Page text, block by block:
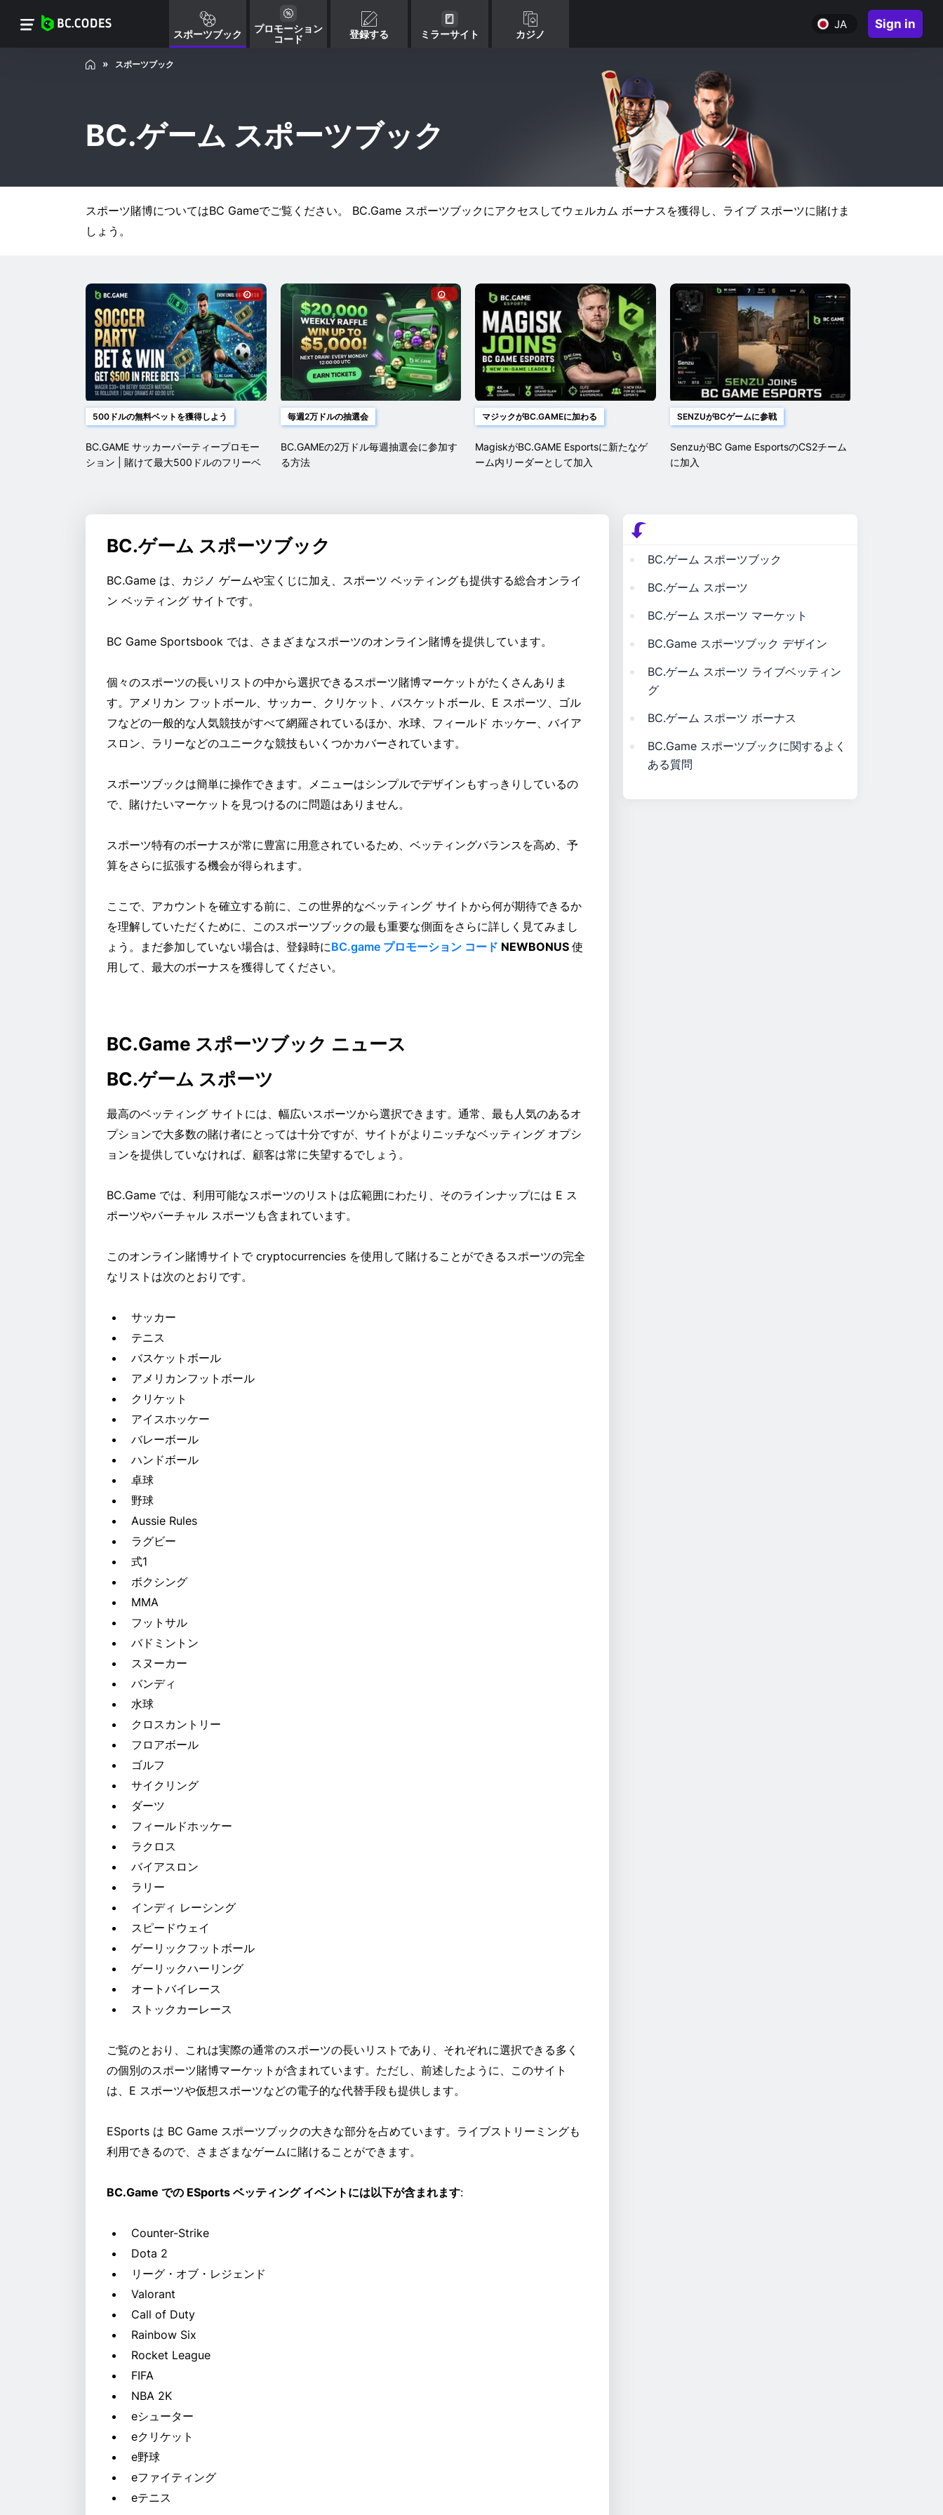
スポーツブック
プロモーション
コード
登録する ミラーサイト カジノ
JA Sign in
スポーツブック
BC.ゲーム スポーツブック
スポーツ賭博についてはBC Gameでご覧ください。 BC.Game スポーツブックにアクセスしてウェルカム ボーナスを獲得し、ライブ スポーツに賭けま
しょう。
500ドルの無料ベットを獲得しよう
BC.GAME サッカーパーティープロモー
ション | 賭けて最大500ドルのフリーベ
毎週2万ドルの抽選会
BC.GAMEの2万ドル毎週抽選会に参加す
る方法
マジックがBC.GAMEに加わる
MagiskがBC.GAME Esportsに新たなゲ
ーム内リーダーとして加入
SENZUがBCゲームに参戦
SenzuがBC Game EsportsのCS2チーム
に加入
BC.ゲーム スポーツブック
BC.Game は、カジノ ゲームや宝くじに加え、スポーツ ベッティングも提供する総合オンライ
ン ベッティング サイトです。
BC Game Sportsbook では、さまざまなスポーツのオンライン賭博を提供しています。
個々のスポーツの長いリストの中から選択できるスポーツ賭博マーケットがたくさんありま
す。アメリカン フットボール、サッカー、クリケット、バスケットボール、E スポーツ、ゴル
フなどの一般的な人気競技がすべて網羅されているほか、水球、フィールド ホッケー、バイア
スロン、ラリーなどのユニークな競技もいくつかカバーされています。
スポーツブックは簡単に操作できます。メニューはシンプルでデザインもすっきりしているの
で、賭けたいマーケットを見つけるのに問題はありません。
スポーツ特有のボーナスが常に豊富に用意されているため、ベッティングバランスを高め、予
算をさらに拡張する機会が得られます。
ここで、アカウントを確立する前に、この世界的なベッティング サイトから何が期待できるか
を理解していただくために、このスポーツブックの最も重要な側面をさらに詳しく見てみまし
ょう。まだ参加していない場合は、登録時にBC.game プロモーション コード NEWBONUS 使
用して、最大のボーナスを獲得してください。
BC.Game スポーツブック ニュース
BC.ゲーム スポーツ
最高のベッティング サイトには、幅広いスポーツから選択できます。通常、最も人気のあるオ
プションで大多数の賭け者にとっては十分ですが、サイトがよりニッチなベッティング オプシ
ョンを提供していなければ、顧客は常に失望するでしょう。
BC.Game では、利用可能なスポーツのリストは広範囲にわたり、そのラインナップには E ス
ポーツやバーチャル スポーツも含まれています。
このオンライン賭博サイトで cryptocurrencies を使用して賭けることができるスポーツの完全
なリストは次のとおりです。
サッカー
テニス
バスケットボール
アメリカンフットボール
クリケット
アイスホッケー
バレーボール
ハンドボール
卓球
野球
Aussie Rules
ラグビー
式1
ボクシング
MMA
フットサル
バドミントン
スヌーカー
バンディ
水球
クロスカントリー
フロアボール
ゴルフ
サイクリング
ダーツ
フィールドホッケー
ラクロス
バイアスロン
ラリー
インディ レーシング
スピードウェイ
ゲーリックフットボール
ゲーリックハーリング
オートバイレース
ストックカーレース
ご覧のとおり、これは実際の通常のスポーツの長いリストであり、それぞれに選択できる多く
の個別のスポーツ賭博マーケットが含まれています。ただし、前述したように、このサイト
は、E スポーツや仮想スポーツなどの電子的な代替手段も提供します。
ESports は BC Game スポーツブックの大きな部分を占めています。ライブストリーミングも
利用できるので、さまざまなゲームに賭けることができます。
BC.Game での ESports ベッティング イベントには以下が含まれます:
Counter-Strike
Dota 2
リーグ・オブ・レジェンド
Valorant
Call of Duty
Rainbow Six
Rocket League
FIFA
NBA 2K
eシューター
eクリケット
e野球
eファイティング
eテニス
BC.ゲーム スポーツブック
BC.ゲーム スポーツ
BC.ゲーム スポーツ マーケット
BC.Game スポーツブック デザイン
BC.ゲーム スポーツ ライブベッティン
グ
BC.ゲーム スポーツ ボーナス
BC.Game スポーツブックに関するよく
ある質問